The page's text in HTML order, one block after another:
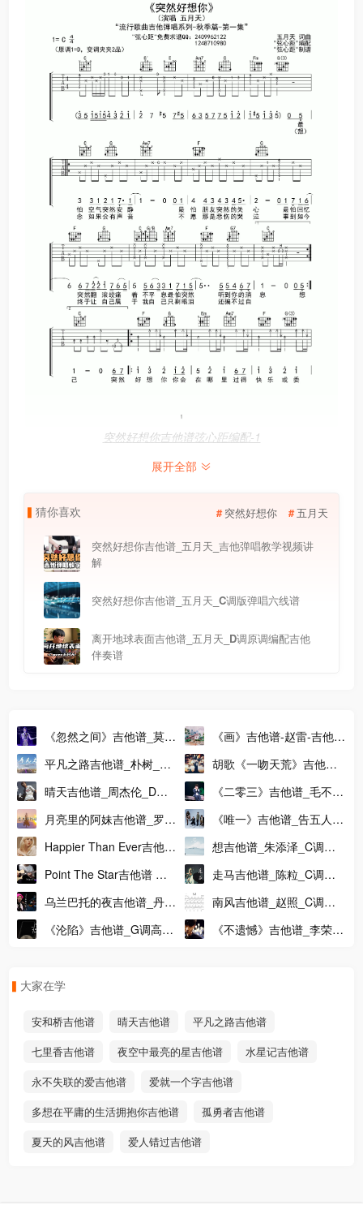
突然好想你吉他谱弦心距编配-1
突然好想你吉他谱弦心距编配-2
展开全部
猜你喜欢 突然好想你 五月天
突然好想你吉他谱_五月天_吉他弹唱教学视频讲
解
突然好想你吉他谱_五月天_C调版弹唱六线谱
离开地球表面吉他谱_五月天_D调原调编配吉他
伴奏谱
《忽然之间》吉他谱_莫文
蔚_吉他弹唱教学视频_C
调高清版吉他谱
《画》吉他谱-赵雷-吉他弹
唱演示视频-E调吉他谱
平凡之路吉他谱_朴树_吉
他指弹独奏六线谱
胡歌《一吻天荒》吉他谱_
吉他视频弹唱演示_G调原
调吉他谱
晴天吉他谱_周杰伦_D调
精编版吉他弹唱六线谱
《二零三》吉他谱_毛不易
_G调原调版吉他弹唱谱
月亮里的阿妹吉他谱_罗扎
阿_G调完整版吉他弹唱谱
《唯一》吉他谱_告五人
_C调指法版吉他弹唱谱
Happier Than Ever吉他谱
_Billie Eilish_C调版吉他弹
想吉他谱_朱添泽_C调吉
他弹唱谱
Point The Star吉他谱 吉
他指弹独奏谱附视频教程
走马吉他谱_陈粒_C调简
单版吉他弹唱谱
乌兰巴托的夜吉他谱_丹正
母子版_C调编配吉他弹唱
南风吉他谱_赵照_C调编
配吉他伴奏谱
《沦陷》吉他谱_G调高清
《不遗憾》吉他谱_李荣浩
大家在学
安和桥吉他谱 晴天吉他谱
平凡之路吉他谱
七里香吉他谱
夜空中最亮的星吉他谱
水星记吉他谱
永不失联的爱吉他谱
爱就一个字吉他谱
多想在平庸的生活拥抱你吉他谱
孤勇者吉他谱
夏天的风吉他谱
爱人错过吉他谱